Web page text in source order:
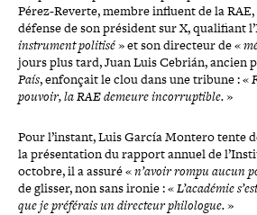
Pérez-​Reverte, membre influent de la
défense de son président sur X, qua­li­fiant
ins­tru­ment politisé» et son directeur de «
jours plus tard, Juan Luis Cebrián, ancien
País, enfonçait le clou dans une tribune : «
pouvoir, la RAE demeure incor­rup­tible.»
Pour l’instant, Luis García Montero tente
la pré­sen­ta­tion du rapport annuel de
octobre, il a assuré «n’avoir rompu aucun
de glisser, non sans ironie : «L’académie
que je préférais un directeur phi­lo­logue.»